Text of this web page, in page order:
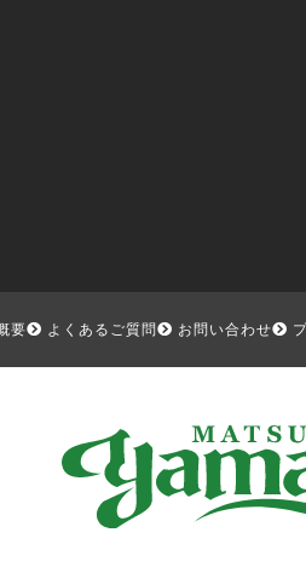
要 よくあるご質問 お問い合わせ